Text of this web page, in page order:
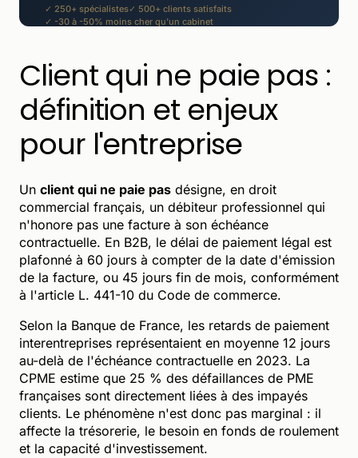
✓ 250+ spécialistes✓ 500+ clients satisfaits
✓ -30 à -50% moins cher qu'un cabinet
Client qui ne paie pas :
définition et enjeux
pour l'entreprise
Un client qui ne paie pas désigne, en droit
commercial français, un débiteur professionnel qui
n'honore pas une facture à son échéance
contractuelle. En B2B, le délai de paiement légal est
plafonné à 60 jours à compter de la date d'émission
de la facture, ou 45 jours fin de mois, conformément
à l'article L. 441-10 du Code de commerce.
Selon la Banque de France, les retards de paiement
interentreprises représentaient en moyenne 12 jours
au-delà de l'échéance contractuelle en 2023. La
CPME estime que 25 % des défaillances de PME
françaises sont directement liées à des impayés
clients. Le phénomène n'est donc pas marginal : il
affecte la trésorerie, le besoin en fonds de roulement
et la capacité d'investissement.